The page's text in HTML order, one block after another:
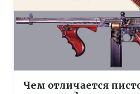
Чем отличается